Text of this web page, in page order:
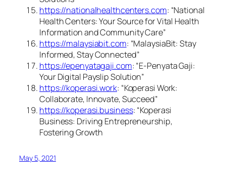
https://nationalhealthcenters.com: “National
Health Centers: Your Source for Vital Health
Information and Community Care”
https://malaysiabit.com: “MalaysiaBit: Stay
Informed, Stay Connected”
https://epenyatagaji.com: “E-Penyata Gaji:
Your Digital Payslip Solution”
https://koperasi.work: “Koperasi Work:
Collaborate, Innovate, Succeed”
https://koperasi.business: “Koperasi
Business: Driving Entrepreneurship,
Fostering Growth
May 5, 2021